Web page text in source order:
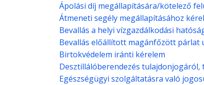
Ápolási díj megállapítására/kötelező
Átmeneti segély megállapításához
Bevallás a helyi vízgazdálkodási
Bevallás előállított magánfőzött párlat
Birtokvédelem iránti kérelem
Desztillálóberendezés
Egészségügyi szolgáltatásra való